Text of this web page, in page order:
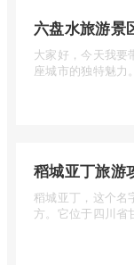
大家好，今天我要
座城市的独特魅力
稻城亚丁旅游
稻城亚丁，这个名
方。它位于四川省